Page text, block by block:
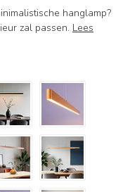
hanglamp?
zal passen. Lees